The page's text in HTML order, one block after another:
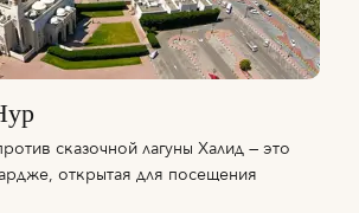
сказочной лагуны Халид — это
открытая для посещения